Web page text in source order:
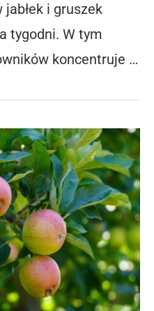
i gruszek
tygodni. W tym
koncentruje …